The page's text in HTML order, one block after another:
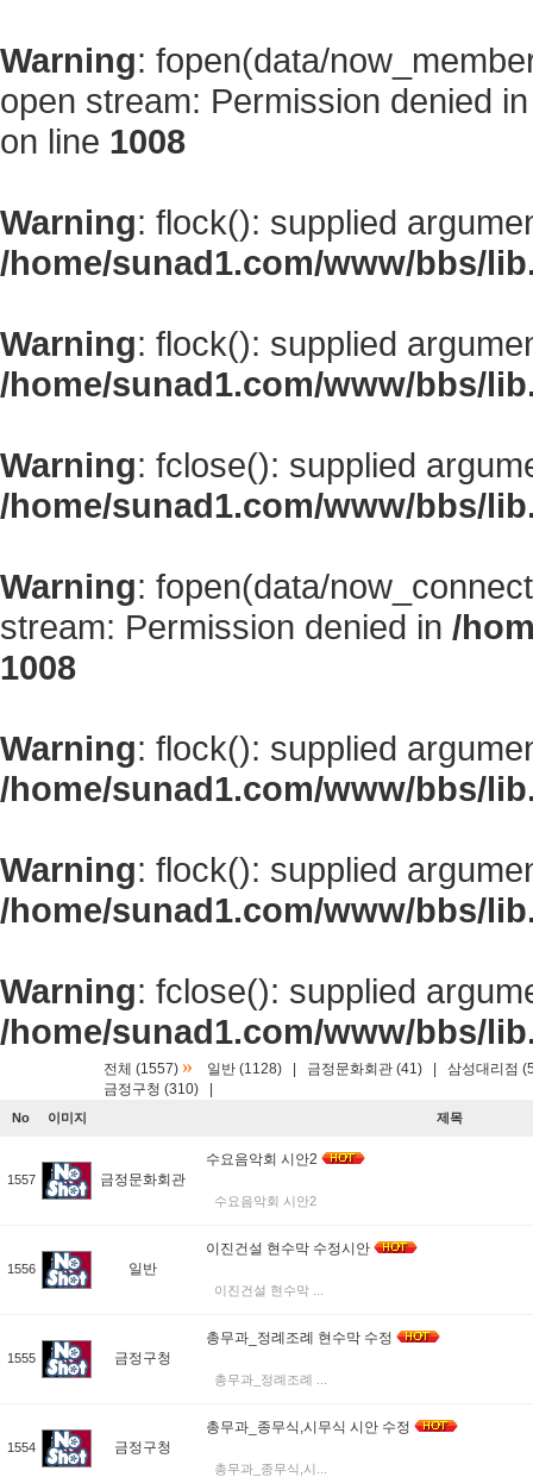
Warning: fopen(data/
open stream: Permission denied
on line 1008
Warning: flock(): supplied
/home/sunad1.com/www/bbs/
Warning: flock(): supplied
/home/sunad1.com/www/bbs/
Warning: fclose(): supplied
/home/sunad1.com/www/bbs/
Warning: fopen(data/
stream: Permission denied in /
1008
Warning: flock(): supplied
/home/sunad1.com/www/bbs/
Warning: flock(): supplied
/home/sunad1.com/www/bbs/
Warning: fclose(): supplied
/home/sunad1.com/www/bbs/
전체 (1557) » 일반 (1128) 금정문화회관 (41)
삼성대리점
금정구청 (310)
No 이미지 제목
1557 금정문화회관
수요음악회 시안2
수요음악회 시안2
1556 일반
이진건설 현수막 수정시안
이진건설 현수막 ...
1555 금정구청
총무과_정례조례 현수막 수정
총무과_정례조례 ...
1554 금정구청
총무과_종무식,시무식 시안 수정
총무과_종무식,시...